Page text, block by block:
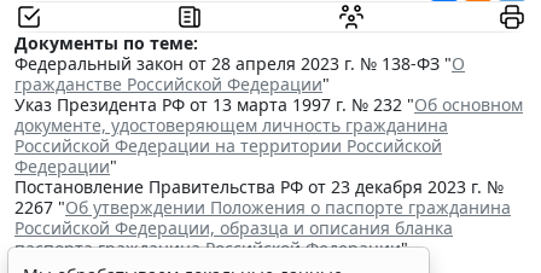
Документы по теме:
Федеральный закон от 28 апреля 2023 г. № 138-ФЗ "О
гражданстве Российской Федерации"
Указ Президента РФ от 13 марта 1997 г. № 232 "Об основном
документе, удостоверяющем личность гражданина
Российской Федерации на территории Российской
Федерации"
Постановление Правительства РФ от 23 декабря 2023 г. №
2267 "Об утверждении Положения о паспорте гражданина
Российской Федерации, образца и описания бланка
паспорта гражданина Российской Федерации"